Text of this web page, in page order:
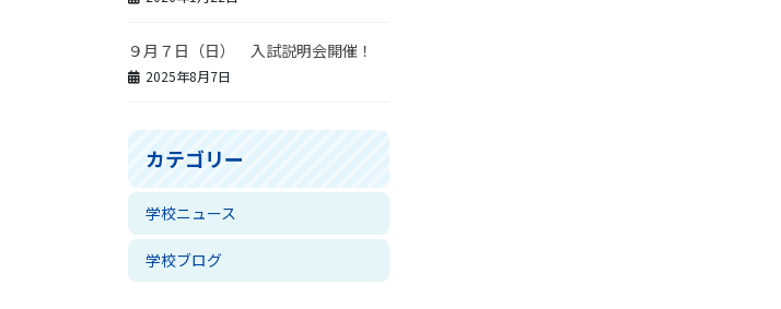
９月７日（日） 入試説明会開催！
2025年8月7日
カテゴリー
学校ニュース
学校ブログ